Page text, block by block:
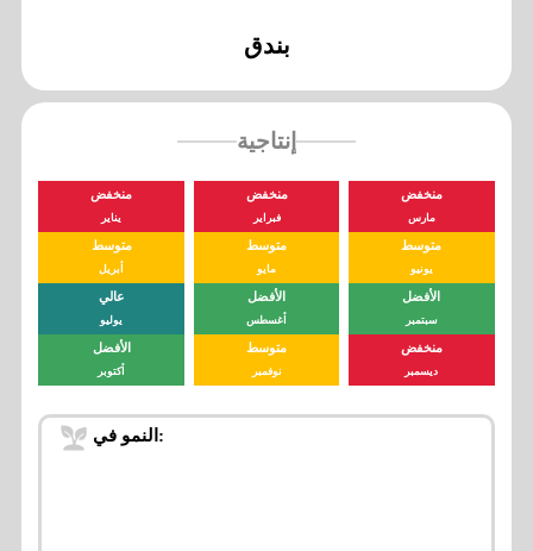
بندق
إنتاجية
منخفض
يناير
منخفض
فبراير
منخفض
مارس
متوسط
أبريل
متوسط
مايو
متوسط
يونيو
عالي
يوليو
الأفضل
أغسطس
الأفضل
سبتمبر
الأفضل
أكتوبر
متوسط
نوفمبر
منخفض
ديسمبر
النمو في: